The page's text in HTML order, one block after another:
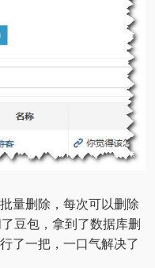
量删除，每次可以删除
豆包，拿到了数据库删
了一把，一口气解决了